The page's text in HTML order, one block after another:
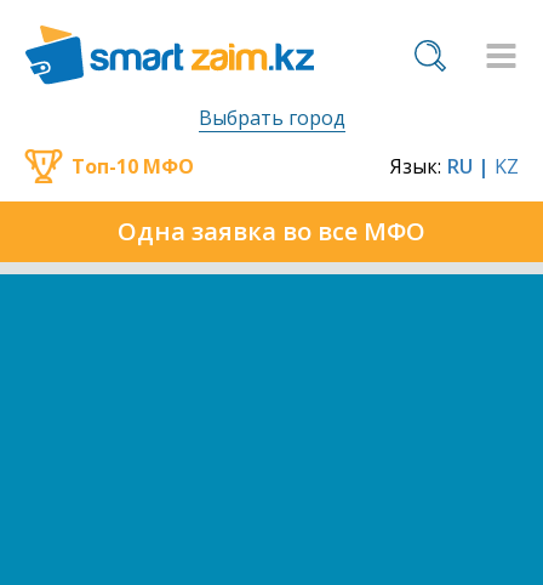
Выбрать город
Одна заявка во все МФО
Топ-10 МФО Язык: RU | KZ